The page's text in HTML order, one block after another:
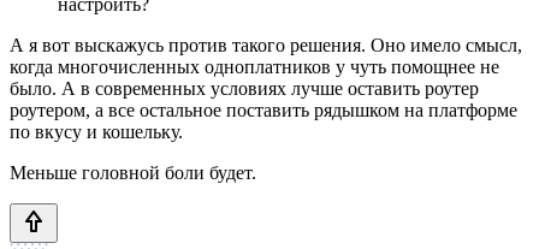
А я вот выскажусь против такого решения. Оно имело смысл,
когда многочисленных одноплатников у чуть помощнее не
было. А в современных условиях лучше оставить роутер
роутером, а все остальное поставить рядышком на платформе
по вкусу и кошельку.
Меньше головной боли будет.